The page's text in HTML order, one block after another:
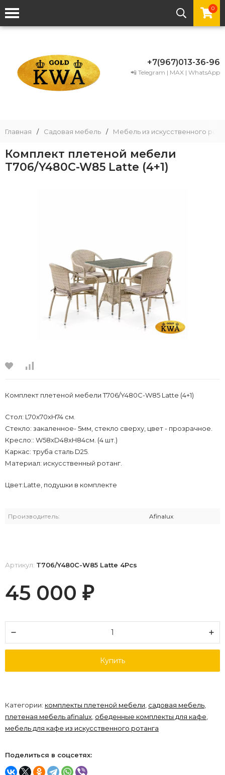
0
+7(967)013-36-96
📲 Telegram | MAX | WhatsApp
Главная / Садовая мебель / Мебель из искусственного
Комплект плетеной мебели
T706/Y480C-W85 Latte (4+1)
Комплект плетеной мебели T706/Y480C-W85 Latte (4+1)
Стoл: L70x70хH74 см.
Стекло: закаленное- 5мм, стекло сверху, цвет - прозрачное.
Кресло:: W58xD48xH84см. (4 шт.)
Каркас: труба сталь D25.
Материал: искусственный ротанг.
Цвет:Latte, подушки в комплекте
Производитель: Afinalux
Артикул: T706/Y480C-W85 Latte 4Pcs
45 000 ₽
Купить
Категории: комплекты плетеной мебели садовая мебель
плетеная мебель afinalux обеденные комплекты для кафе
мебель для кафе из искусственного ротанга
Поделиться в соцсетях: